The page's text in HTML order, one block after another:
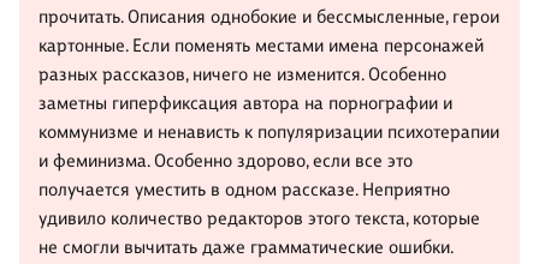
прочитать. Описания однобокие и бессмысленные, герои
картонные. Если поменять местами имена персонажей
разных рассказов, ничего не изменится. Особенно
заметны гиперфиксация автора на порнографии и
коммунизме и ненависть к популяризации психотерапии
и феминизма. Особенно здорово, если все это
получается уместить в одном рассказе. Неприятно
удивило количество редакторов этого текста, которые
не смогли вычитать даже грамматические ошибки.